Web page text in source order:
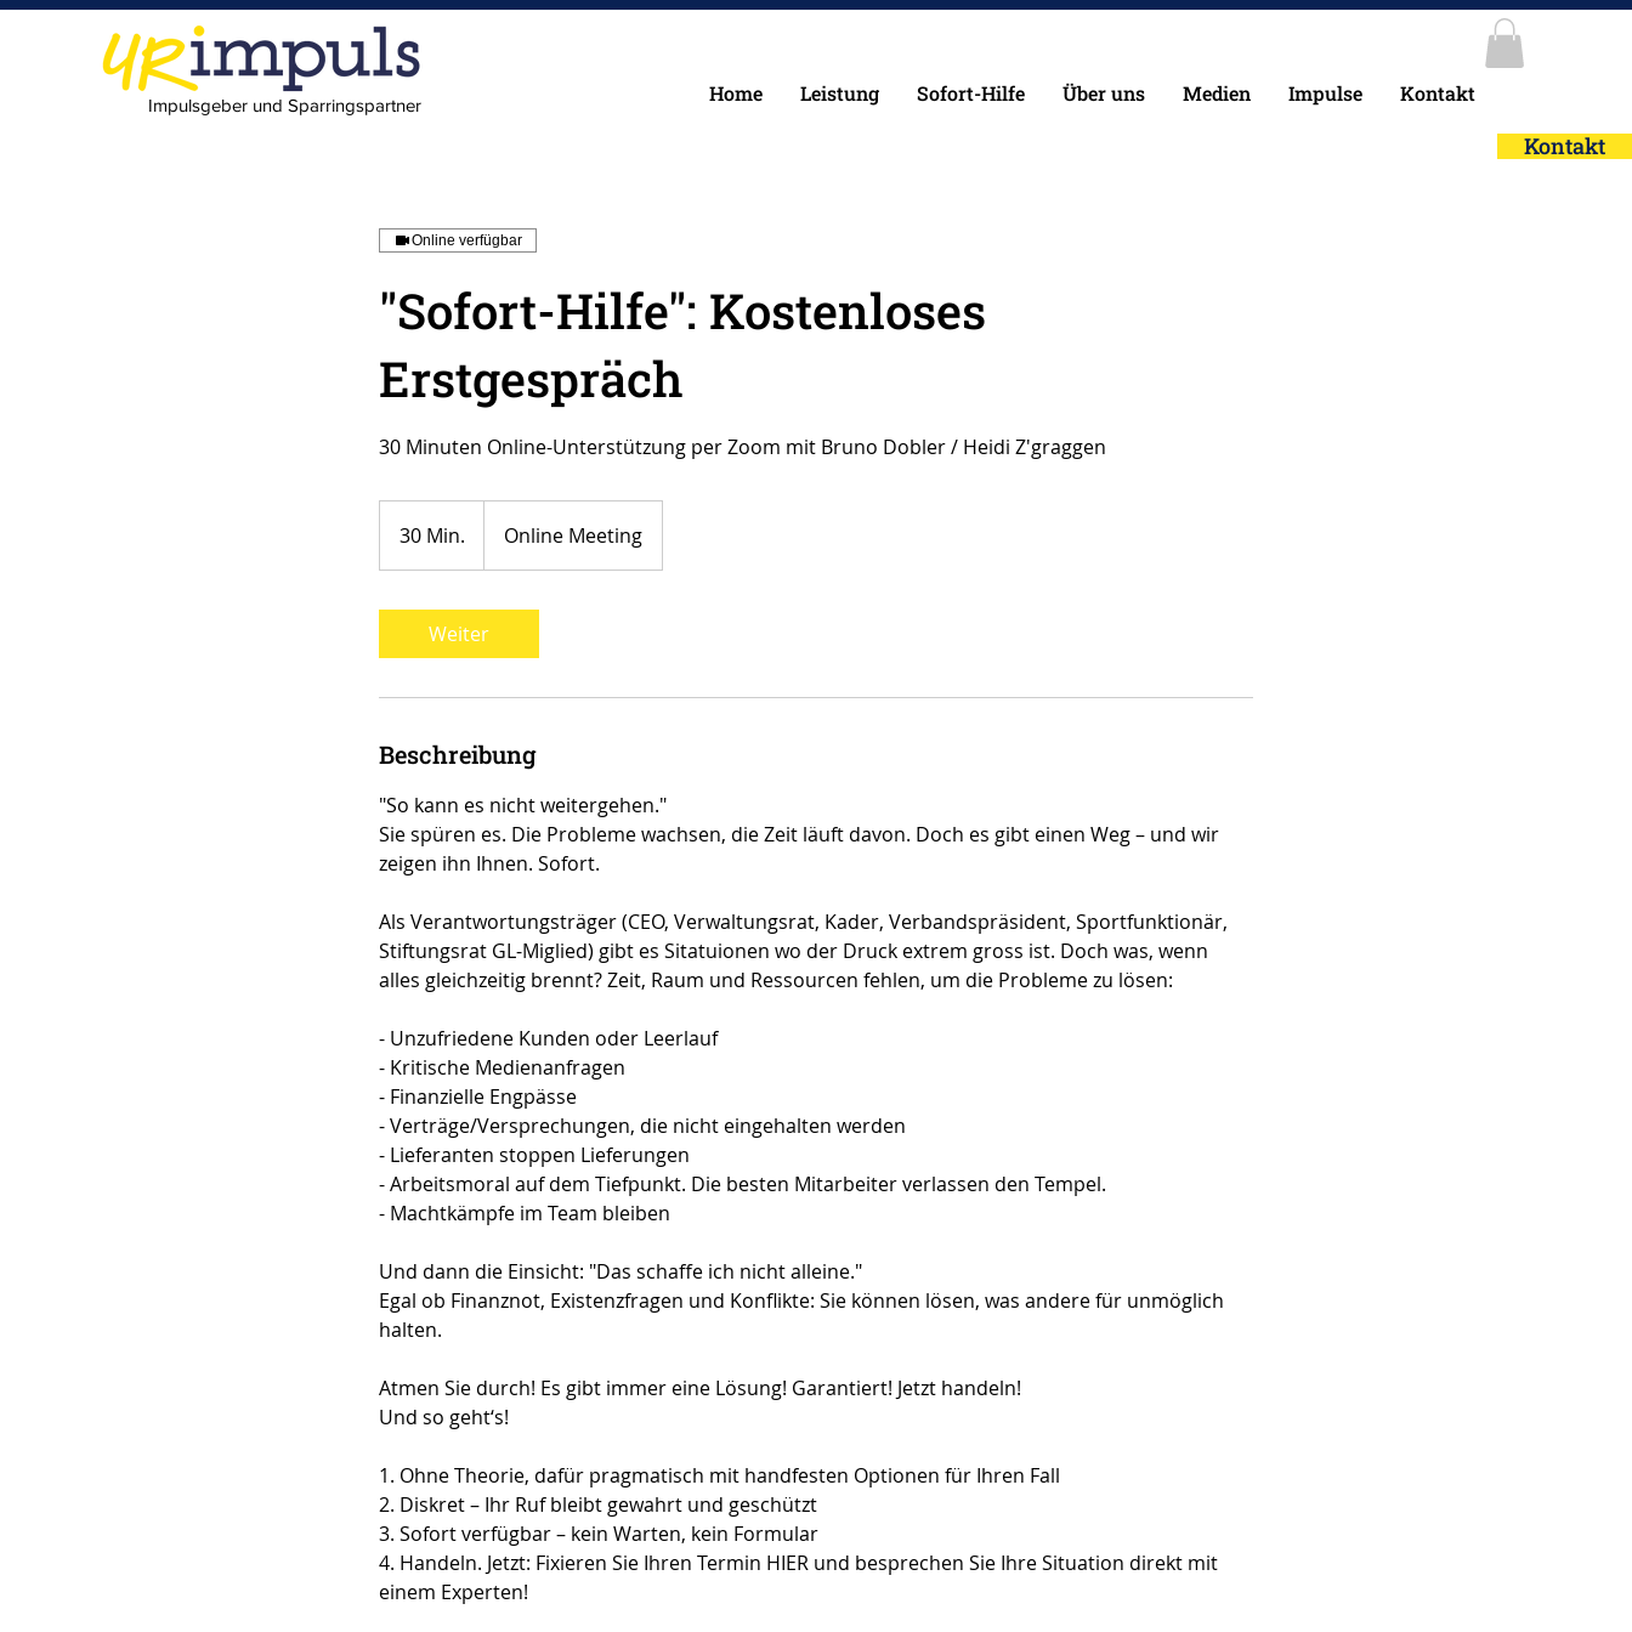
Kontakt
Impulsgeber und Sparringspartner Home Leistung Sofort-Hilfe Über uns Medien Impulse Kontakt
Online verfügbar
"Sofort-Hilfe": Kostenloses
Erstgespräch
30 Minuten Online-Unterstützung per Zoom mit Bruno Dobler / Heidi Z'graggen
30 Min.
0
i
n
Online Meeting
Weiter
Beschreibung
"So kann es nicht weitergehen."
Sie spüren es. Die Probleme wachsen, die Zeit läuft davon. Doch es gibt einen Weg – und wir
zeigen ihn Ihnen. Sofort.
Als Verantwortungsträger (CEO, Verwaltungsrat, Kader, Verbandspräsident, Sportfunktionär,
Stiftungsrat GL-Miglied) gibt es Sitatuionen wo der Druck extrem gross ist. Doch was, wenn
alles gleichzeitig brennt? Zeit, Raum und Ressourcen fehlen, um die Probleme zu lösen:
- Unzufriedene Kunden oder Leerlauf
- Kritische Medienanfragen
- Finanzielle Engpässe
- Verträge/Versprechungen, die nicht eingehalten werden
- Lieferanten stoppen Lieferungen
- Arbeitsmoral auf dem Tiefpunkt. Die besten Mitarbeiter verlassen den Tempel.
- Machtkämpfe im Team bleiben
Und dann die Einsicht: "Das schaffe ich nicht alleine."
Egal ob Finanznot, Existenzfragen und Konflikte: Sie können lösen, was andere für unmöglich
halten.
Atmen Sie durch! Es gibt immer eine Lösung! Garantiert! Jetzt handeln!
Und so geht‘s!
1. Ohne Theorie, dafür pragmatisch mit handfesten Optionen für Ihren Fall
2. Diskret – Ihr Ruf bleibt gewahrt und geschützt
3. Sofort verfügbar – kein Warten, kein Formular
4. Handeln. Jetzt: Fixieren Sie Ihren Termin HIER und besprechen Sie Ihre Situation direkt mit
einem Experten!